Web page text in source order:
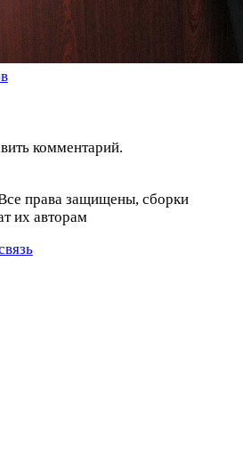
комментарий.
права защищены, сборки
их авторам